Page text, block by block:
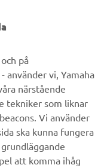
på
använder vi, Yamaha
närstående
tekniker som liknar
Vi använder
ska kunna fungera
att komma ihåg